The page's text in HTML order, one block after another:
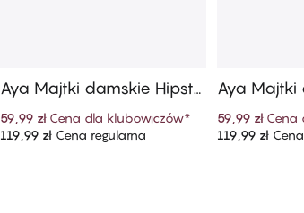
Dodaj do koszyka
Aya Majtki damskie Hipste
59,99 zł Cena dla klubowiczów*
119,99 złCena regularna
Aya Majtki
59,99 zł Cena
119,99 zł